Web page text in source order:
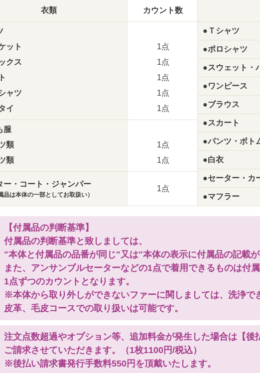
衣類 カウント数
ット
1点
クス
1点
1点
ャツ
1点
イ
1点
服
類
1点
類
1点
ー・コート・ジャンパー
品は本体の一部としてお取扱い）
1点
●Ｔシャツ
●ポロシャツ
●スウェット・
●ワンピース
●ブラウス
●スカート
●パンツ・ボト
●白衣
●セーター・カ
●マフラー
【付属品の判断基準】
付属品の判断基準と致しましては、
"本体と付属品の品番が同じ"又は"本体の表示に付属品の記載が
また、アンサンブルセーターなどの1点で着用できるものは付属
1点ずつのカウントとなります。
※本体から取り外しができないファーに関しましては、洗浄で
皮革、毛皮コースでの取り扱いは可能です。
注文点数超過やオプション等、追加料金が発生した場合は【後
ご請求させていただきます。（1枚1100円/税込）
※後払い請求書発行手数料550円を頂戴いたします。